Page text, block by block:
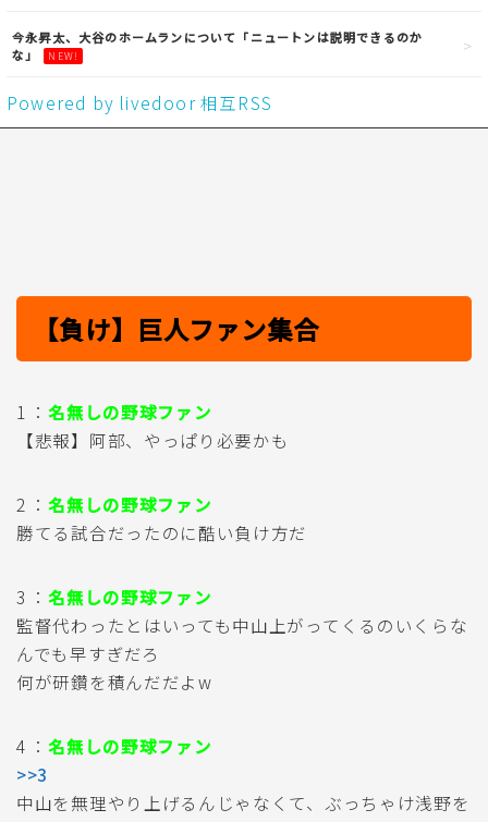
今永昇太、大谷のホームランについて「ニュートンは説明できるのか
な」
NEW!
Powered by livedoor 相互RSS
【負け】巨人ファン集合
1 ：名無しの野球ファン
【悲報】阿部、やっぱり必要かも
2 ：名無しの野球ファン
勝てる試合だったのに酷い負け方だ
3 ：名無しの野球ファン
監督代わったとはいっても中山上がってくるのいくらな
んでも早すぎだろ
何が研鑽を積んだだよw
4 ：名無しの野球ファン
>>3
中山を無理やり上げるんじゃなくて、ぶっちゃけ浅野を